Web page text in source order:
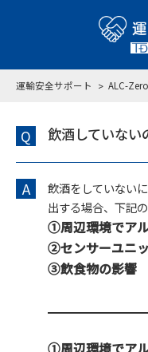
運輸安全サポート ALC-Zero
Q 飲酒していない
A
飲酒をしていない
出する場合、下記
①周辺環境でア
②センサーユニ
③飲食物の影響